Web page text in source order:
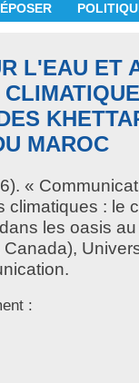
L'EAU ET
MAROC
«
climatiques : le
les oasis
: